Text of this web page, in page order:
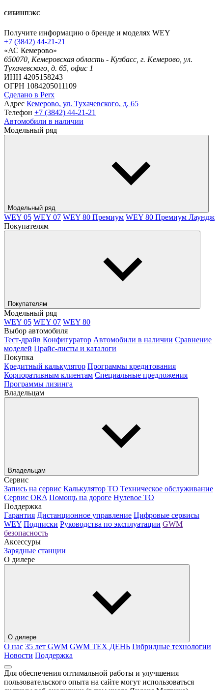
СИБИНПЭКС
Получите информацию о бренде и моделях WEY
+7 (3842) 44-21-21
«АС Кемерово»
650070, Кемеровская область - Кузбасс, г. Кемерово, ул.
Тухачевского, д. 65, офис 1
ИНН 4205158243
ОГРН 1084205011109
Сделано в Perx
Адрес Кемерово, ул. Тухачевского, д. 65
Телефон +7 (3842) 44-21-21
Автомобили в наличии
Модельный ряд
Модельный ряд
WEY 05 WEY 07 WEY 80 Премиум WEY 80 Премиум Лаундж
Покупателям
Покупателям
Модельный ряд
WEY 05 WEY 07 WEY 80
Выбор автомобиля
Тест-драйв Конфигуратор Автомобили в наличии Сравнение
моделей Прайс-листы и каталоги
Покупка
Кредитный калькулятор Программы кредитования
Корпоративным клиентам Специальные предложения
Программы лизинга
Владельцам
Владельцам
Сервис
Запись на сервис Калькулятор ТО Техническое обслуживание
Сервис ORA Помощь на дороге Нулевое ТО
Поддержка
Гарантия Дистанционное управление Цифровые сервисы
WEY Подписки Руководства по эксплуатации GWM
безопасность
Аксессуры
Зарядные станции
О дилере
О дилере
О нас 35 лет GWM GWM ТЕХ ДЕНЬ Гибридные технологии
Новости Поддержка
Для обеспечения оптимальной работы и улучшения
пользовательского опыта на сайте могут использоваться